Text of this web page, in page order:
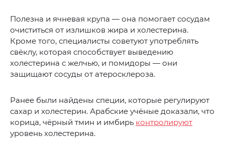
Полезна и ячневая крупа — она помогает сосудам
очиститься от излишков жира и холестерина.
Кроме того, специалисты советуют употреблять
свёклу, которая способствует выведению
холестерина с желчью, и помидоры — они
защищают сосуды от атеросклероза.
Ранее были найдены специи, которые регулируют
сахар и холестерин. Арабские учёные доказали, что
корица, чёрный тмин и имбирь контролируют
уровень холестерина.